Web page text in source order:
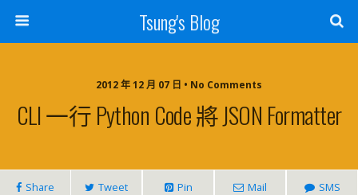
Tsung's Blog
2012 年 12 月 07 日 • No Comments
CLI 一行 Python Code 將 JSON Formatter
Share Tweet Pin Mail SMS